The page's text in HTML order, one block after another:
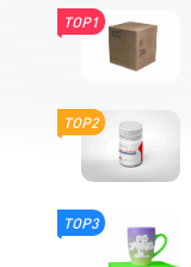
TOP1
TOP2
TOP3